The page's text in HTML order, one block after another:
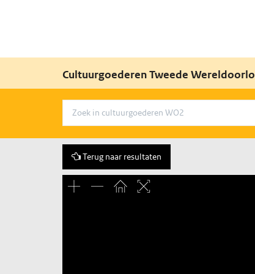
Cultuurgoederen Tweede
Terug naar resultaten